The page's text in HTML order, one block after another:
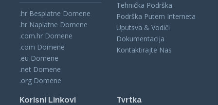
.hr Besplatne Domene
.hr Naplatne Domene
.com.hr Domene
.com Domene
.eu Domene
.net Domene
.org Domene
Tehnička Podrška
Podrška Putem Interneta
Uputsva & Vodiči
Dokumentacija
Kontaktirajte Nas
Korisni Linkovi Tvrtka